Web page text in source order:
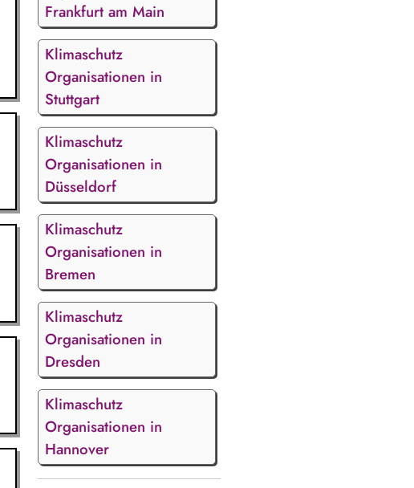
Frankfurt am Main
Klimaschutz
Organisationen in
Stuttgart
Klimaschutz
Organisationen in
Düsseldorf
Klimaschutz
Organisationen in
Bremen
Klimaschutz
Organisationen in
Dresden
Klimaschutz
Organisationen in
Hannover